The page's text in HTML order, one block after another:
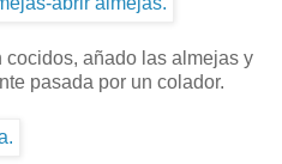
añado las almejas y
pasada por un colador.